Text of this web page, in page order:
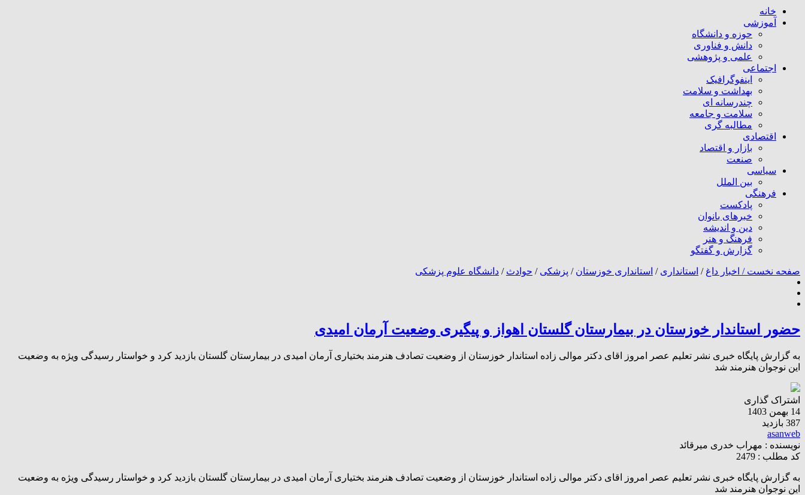
خانه
آموزشی
حوزه و دانشگاه
دانش و فناوری
علمی و پژوهشی
اجتماعی
اینفوگرافیک
بهداشت و سلامت
چندرسانه ای
سلامت و جامعه
مطالبه گری
اقتصادی
بازار و اقتصاد
صنعت
سیاسی
بین الملل
فرهنگی
پادکست
خبرهای بانوان
دین و اندیشه
فرهنگ و هنر
گزارش و گفتگو
صفحه نخست / اخبار داغ / استانداری / استانداری خوزستان / پزشکی / حوادث / دانشگاه علوم پزشکی
حضور استاندار خوزستان در بیمارستان گلستان اهواز و پیگیری وضعیت آرمان امیدی
به گزارش پایگاه خبری نشر تعلیم عصر امروز اقای دکتر موالی زاده استاندار خوزستان از وضعیت تصادف هنرمند بختیاری آرمان امیدی در بیمارستان گلستان بازدید کرد و خواستار رسیدگی ویژه به وضعیت
این نوجوان هنرمند شد
اشتراک گذاری
14 بهمن 1403
387 بازدید
asanweb
نویسنده : مهراب خدری میرقائد
کد مطلب : 2479
به گزارش پایگاه خبری نشر تعلیم عصر امروز اقای دکتر موالی زاده استاندار خوزستان از وضعیت تصادف هنرمند بختیاری آرمان امیدی در بیمارستان گلستان بازدید کرد و خواستار رسیدگی ویژه به وضعیت
این نوجوان هنرمند شد